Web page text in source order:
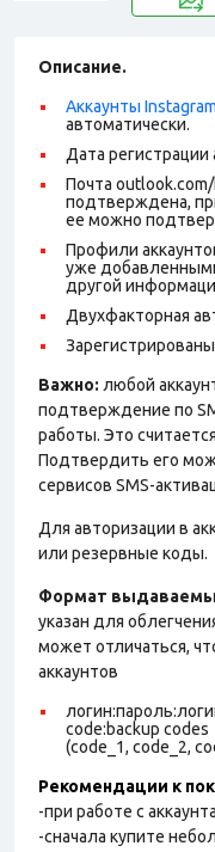
Описание.
Аккаунты Instagram
автоматически.
Дата регистрации
Почта
подтверждена,
ее можно
Профили
уже
другой
Двухфакторная
Зарегистрированы
Важно: любой
подтверждение по
работы. Это
Подтвердить его
сервисов SMS-
Для авторизации в
или резервные коды.
Формат
указан для
может отличаться,
аккаунтов
code:backup codes
(code_1, code_2,
Рекомендации к
-при работе с
-сначала купите